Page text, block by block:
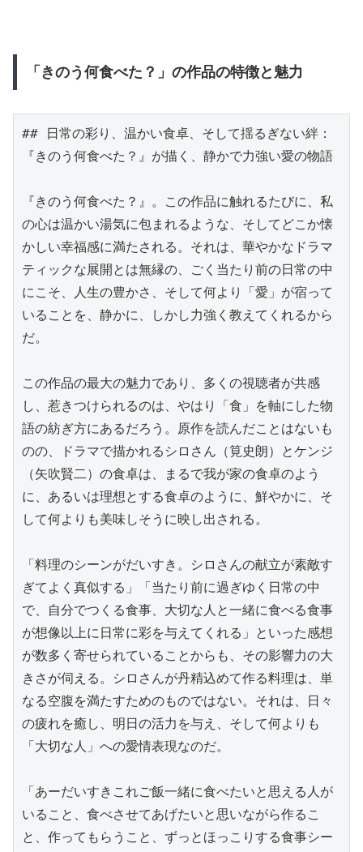
「きのう何食べた？」の作品の特徴と魅力
## 日常の彩り、温かい食卓、そして揺るぎない絆：
『きのう何食べた？』が描く、静かで力強い愛の物語
『きのう何食べた？』。この作品に触れるたびに、私
の心は温かい湯気に包まれるような、そしてどこか懐
かしい幸福感に満たされる。それは、華やかなドラマ
ティックな展開とは無縁の、ごく当たり前の日常の中
にこそ、人生の豊かさ、そして何より「愛」が宿って
いることを、静かに、しかし力強く教えてくれるから
だ。
この作品の最大の魅力であり、多くの視聴者が共感
し、惹きつけられるのは、やはり「食」を軸にした物
語の紡ぎ方にあるだろう。原作を読んだことはないも
のの、ドラマで描かれるシロさん（筧史朗）とケンジ
（矢吹賢二）の食卓は、まるで我が家の食卓のよう
に、あるいは理想とする食卓のように、鮮やかに、そ
して何よりも美味しそうに映し出される。
「料理のシーンがだいすき。シロさんの献立が素敵す
ぎてよく真似する」「当たり前に過ぎゆく日常の中
で、自分でつくる食事、大切な人と一緒に食べる食事
が想像以上に日常に彩を与えてくれる」といった感想
が数多く寄せられていることからも、その影響力の大
きさが伺える。シロさんが丹精込めて作る料理は、単
なる空腹を満たすためのものではない。それは、日々
の疲れを癒し、明日の活力を与え、そして何よりも
「大切な人」への愛情表現なのだ。
「あーだいすきこれご飯一緒に食べたいと思える人が
いること、食べさせてあげたいと思いながら作るこ
と、作ってもらうこと、ずっとほっこりする食事シー